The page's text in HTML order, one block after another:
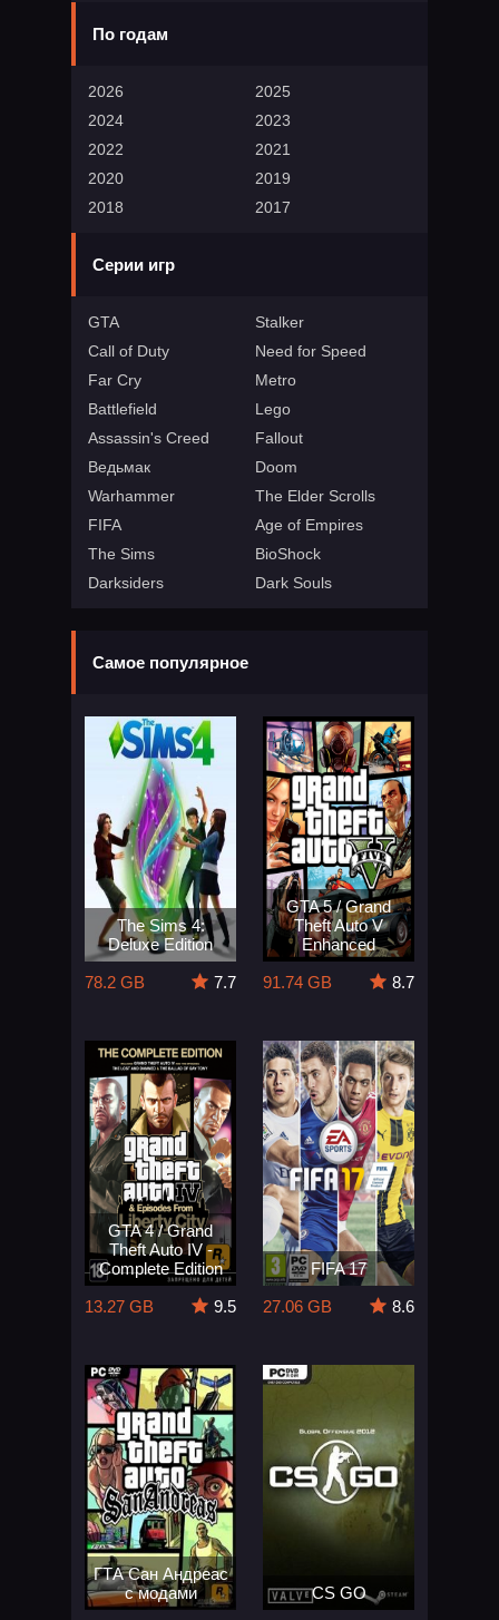
По годам
2026
2025
2024
2023
2022
2021
2020
2019
2018
2017
Серии игр
GTA
Stalker
Call of Duty
Need for Speed
Far Cry
Metro
Battlefield
Lego
Assassin's Creed
Fallout
Ведьмак
Doom
Warhammer
The Elder Scrolls
FIFA
Age of Empires
The Sims
BioShock
Darksiders
Dark Souls
Самое популярное
The Sims 4:
Deluxe Edition
78.2 GB
7.7
GTA 5 / Grand
Theft Auto V
Enhanced
91.74 GB
8.7
GTA 4 / Grand
Theft Auto IV -
Complete Edition
13.27 GB
9.5
FIFA 17
27.06 GB
8.6
ГТА Сан Андреас
с модами
CS GO